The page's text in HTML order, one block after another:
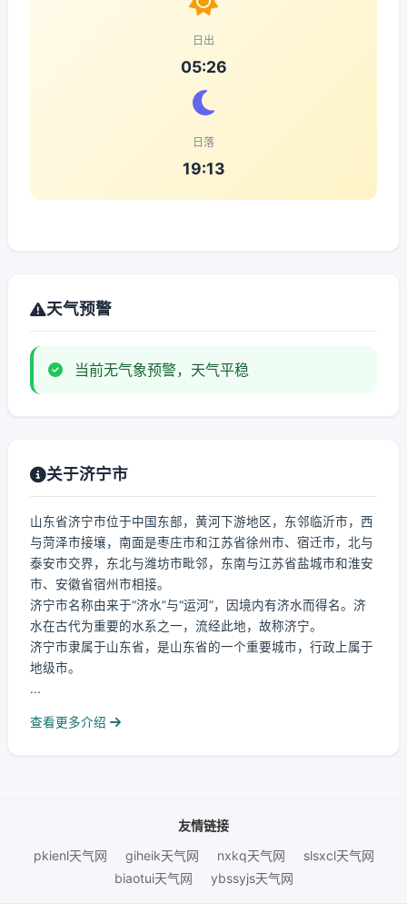
日出
05:26
日落
19:13
天气预警
当前无气象预警，天气平稳
关于济宁市
山东省济宁市位于中国东部，黄河下游地区，东邻临沂市，西
与菏泽市接壤，南面是枣庄市和江苏省徐州市、宿迁市，北与
泰安市交界，东北与潍坊市毗邻，东南与江苏省盐城市和淮安
市、安徽省宿州市相接。
济宁市名称由来于“济水”与“运河”，因境内有济水而得名。济
水在古代为重要的水系之一，流经此地，故称济宁。
济宁市隶属于山东省，是山东省的一个重要城市，行政上属于
地级市。
...
查看更多介绍
友情链接
pkienl天气网
giheik天气网 nxkq天气网
slsxcl天气网
biaotui天气网
ybssyjs天气网